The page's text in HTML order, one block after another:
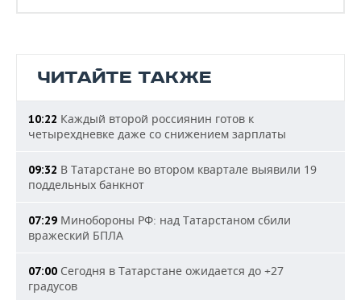
ЧИТАЙТЕ ТАКЖЕ
10:22 Каждый второй россиянин готов к
четырехдневке даже со снижением зарплаты
09:32 В Татарстане во втором квартале выявили 19
поддельных банкнот
07:29 Минобороны РФ: над Татарстаном сбили
вражеский БПЛА
07:00 Сегодня в Татарстане ожидается до +27
градусов